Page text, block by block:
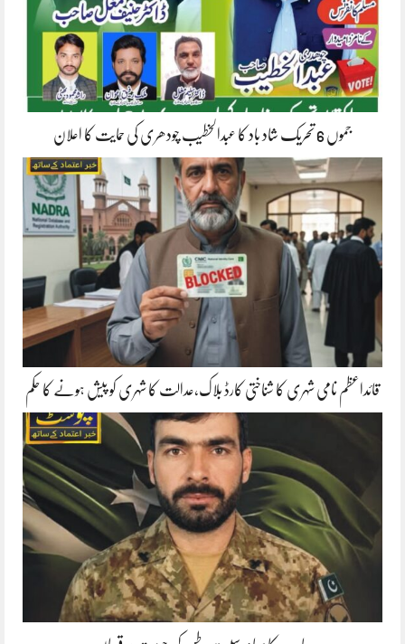
جموں 6 تحریک شاد باد کا عبدالخطیب چودھری کی حمایت کا اعلان
قائداعظم نامی شہری کا شناختی کارڈ بلاک،عدالت کا شہری کو پیش ہونے کا حکم